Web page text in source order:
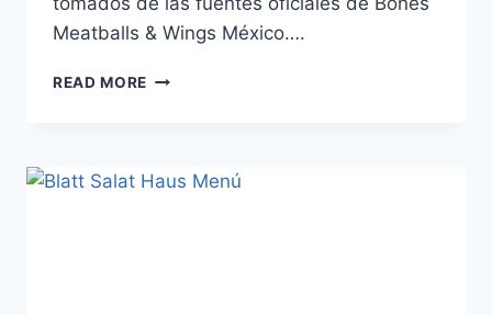
Meatballs & Wings México….
READ MORE BONES
MENÚ
PRECIOS